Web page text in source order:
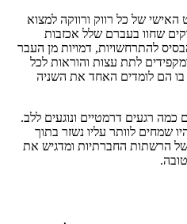
האישי של כל רווק ורווקה למצוא
שחוו בעברם שלל אכזבות
להתרחשויות, דמויות מן העבר
לתת עצות והוראות לכל
הם לומדים האחד את השניה
כמה רגעים דרמטיים ונוגעים ללב.
שמחים לוותר עליו נשזר בתוך
הרשתות החברתיות ומדגיש את